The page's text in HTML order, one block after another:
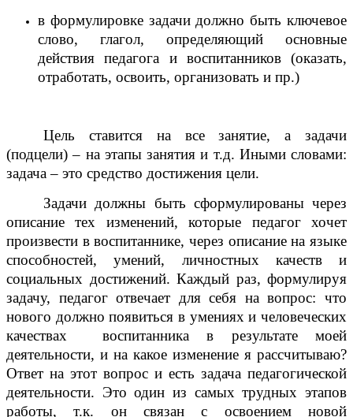
в формулировке задачи должно быть ключевое
слово, глагол, определяющий основные
действия педагога и воспитанников (оказать,
отработать, освоить, организовать и пр.)
Цель ставится на все занятие, а задачи
(подцели) – на этапы занятия и т.д. Иными словами:
задача – это средство достижения цели.
Задачи должны быть сформулированы через
описание тех изменений, которые педагог хочет
произвести в воспитаннике, через описание на языке
способностей, умений, личностных качеств и
социальных достижений. Каждый раз, формулируя
задачу, педагог отвечает для себя на вопрос: что
нового должно появиться в умениях и человеческих
качествах воспитанника в результате моей
деятельности, и на какое изменение я рассчитываю?
Ответ на этот вопрос и есть задача педагогической
деятельности. Это один из самых трудных этапов
работы, т.к. он связан с освоением новой